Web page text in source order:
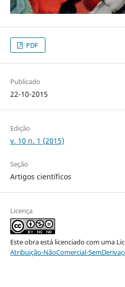
PDF
Publicado
22-10-2015
Edição
v. 10 n. 1 (2015)
Seção
Artigos científicos
Licença
Este obra está licenciado com uma
Atribuição-NãoComercial-